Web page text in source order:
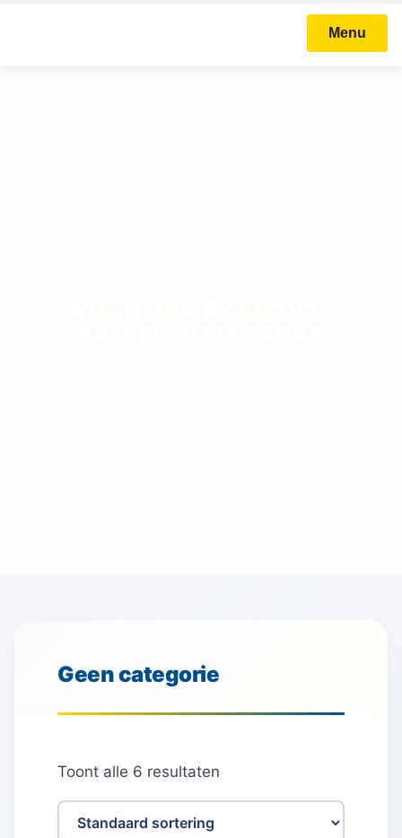
Menu
Geen categorie
Toont alle 6 resultaten